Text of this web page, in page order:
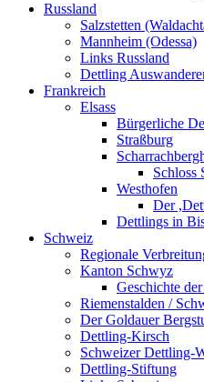
Russland
Salzstetten
Mannheim (Odessa)
Links Russland
Dettling
Frankreich
Elsass
Bürgerliche
Straßburg
Schloss
Westhofen
Der
Dettlings in
Schweiz
Regionale
Kanton Schwyz
Geschichte
Riemenstalden /
Der Goldauer
Dettling-Kirsch
Schweizer Dettling-
Dettling-Stiftung